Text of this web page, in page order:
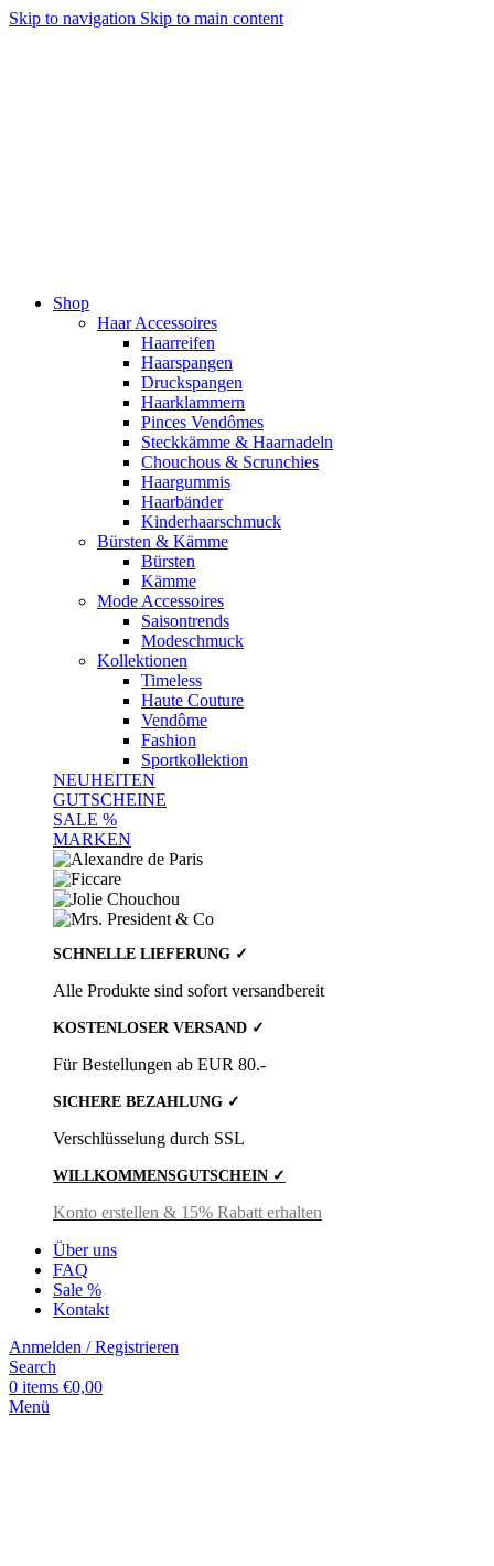
Skip to navigation Skip to main content
Shop
Haar Accessoires
Haarreifen
Haarspangen
Druckspangen
Haarklammern
Pinces Vendômes
Steckkämme & Haarnadeln
Chouchous & Scrunchies
Haargummis
Haarbänder
Kinderhaarschmuck
Bürsten & Kämme
Bürsten
Kämme
Mode Accessoires
Saisontrends
Modeschmuck
Kollektionen
Timeless
Haute Couture
Vendôme
Fashion
Sportkollektion
NEUHEITEN
GUTSCHEINE
SALE %
MARKEN
SCHNELLE LIEFERUNG ✓
Alle Produkte sind sofort versandbereit
KOSTENLOSER VERSAND ✓
Für Bestellungen ab EUR 80.-
SICHERE BEZAHLUNG ✓
Verschlüsselung durch SSL
WILLKOMMENSGUTSCHEIN ✓
Konto erstellen & 15% Rabatt erhalten
Über uns
FAQ
Sale %
Kontakt
Anmelden / Registrieren
Search
0 items €0,00
Menü